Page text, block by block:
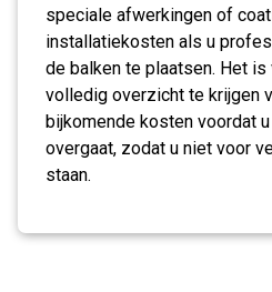
speciale afwerkingen of
installatiekosten als u
de balken te plaatsen. Het
volledig overzicht te krijgen
bijkomende kosten voordat
overgaat, zodat u niet voor
staan.